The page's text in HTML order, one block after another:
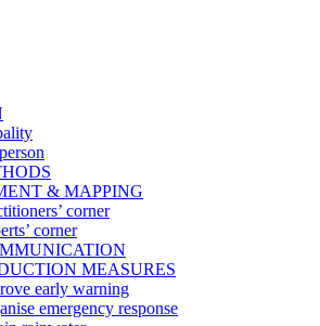
& MAPPING
corner
corner
MEASURES
early warning
emergency response